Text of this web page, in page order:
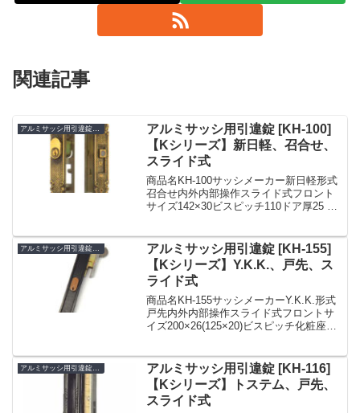
関連記事
アルミサッシ用引違錠 [KH-100]
【Kシリーズ】新日軽、召合せ、
スライド式
商品名KH-100サッシメーカー新日軽形式
召合せ内外内部操作スライド式フロント
サイズ142×30ビスピッチ110ドア厚25 〜
キー3本付き■【送...
アルミサッシ用引違錠 [KH-155]
【Kシリーズ】Y.K.K.、戸先、ス
ライド式
商品名KH-155サッシメーカーY.K.K.形式
戸先内外内部操作スライド式フロントサ
イズ200×26(125×20)ビスピッチ化粧座：
キー...
アルミサッシ用引違錠 KH
アルミサッシ用引違錠 [KH-116]
【Kシリーズ】トステム、戸先、
スライド式